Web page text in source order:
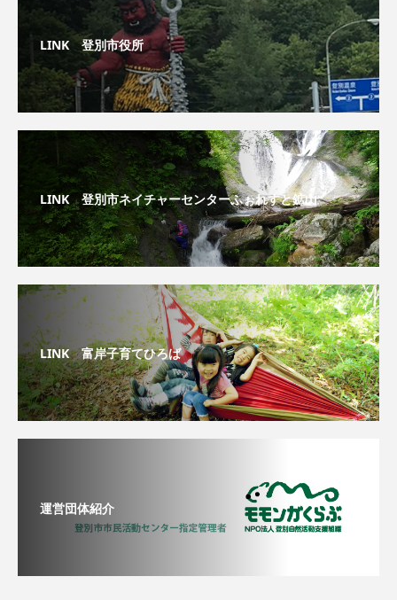
LINK 登別市役所
LINK 登別市ネイチャーセンターふぉれすと鉱山
LINK 富岸子育てひろば
運営団体紹介